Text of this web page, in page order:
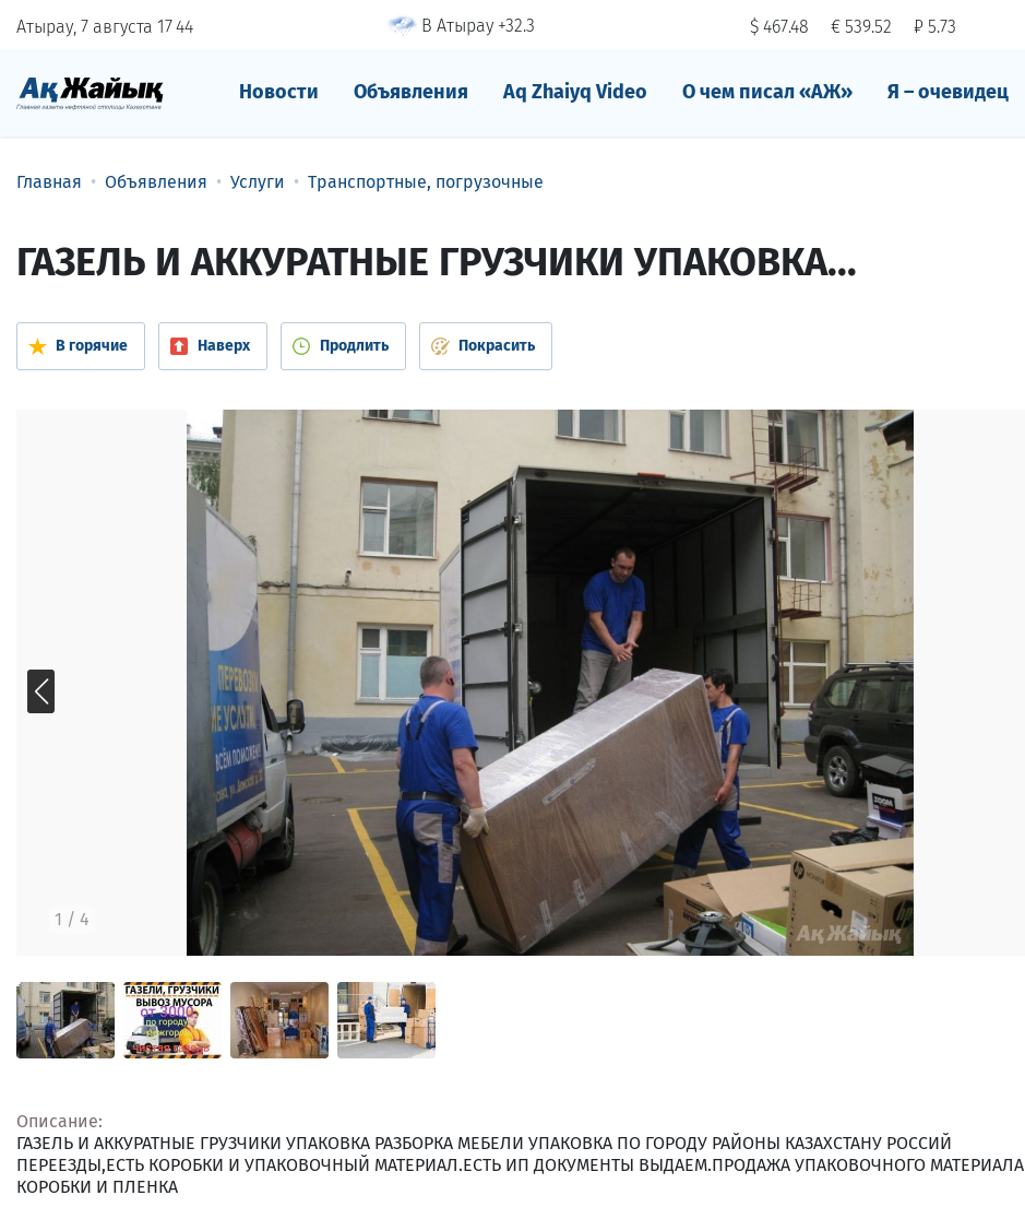
Атырау, 7 августа 1744 В Атырау +32.3 $ 467.48 € 539.52 ₽ 5.73
Новости Объявления Aq Zhaiyq Video О чем писал «АЖ» Я – очевидец
Главная Объявления Услуги Транспортные, погрузочные
1 / 4
ГАЗЕЛЬ И АККУРАТНЫЕ ГРУЗЧИКИ УПАКОВКА...
В горячие Наверх Продлить Покрасить
Описание:
ГАЗЕЛЬ И АККУРАТНЫЕ ГРУЗЧИКИ УПАКОВКА РАЗБОРКА МЕБЕЛИ УПАКОВКА ПО ГОРОДУ РАЙОНЫ КАЗАХСТАНУ РОССИЙ
ПЕРЕЕЗДЫ,ЕСТЬ КОРОБКИ И УПАКОВОЧНЫЙ МАТЕРИАЛ.ЕСТЬ ИП ДОКУМЕНТЫ ВЫДАЕМ.ПРОДАЖА УПАКОВОЧНОГО МАТЕРИАЛА
КОРОБКИ И ПЛЕНКА